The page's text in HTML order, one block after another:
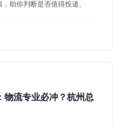
助你判断是否值得投递。
流专业必冲？杭州总